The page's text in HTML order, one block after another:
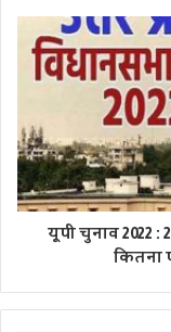
यूपी चुनाव 2022
कितना